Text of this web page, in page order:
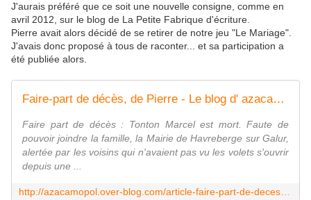
J'aurais préféré que ce soit une nouvelle consigne, comme en
avril 2012, sur le blog de La Petite Fabrique d'écriture.
Pierre avait alors décidé de se retirer de notre jeu "Le Mariage".
J'avais donc proposé à tous de raconter... et sa participation a
été publiée alors.
Faire-part de décès, de Pierre - Le blog d' azacamopol
Faire part de décès : Tonton Marcel est mort. Faute de
pouvoir joindre la famille, la Mairie de Havreberge sur Galur,
alertée par les voisins qui n'avaient pas vu les volets s'ouvrir
depuis une ...